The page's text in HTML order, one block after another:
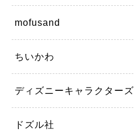
mofusand
ちいかわ
ディズニーキャラクターズ
ドズル社